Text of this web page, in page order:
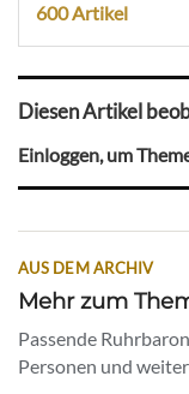
600 Artikel
Diesen Artikel
Einloggen, um
AUS DEM ARCHIV
Mehr zum
Passende
Personen und